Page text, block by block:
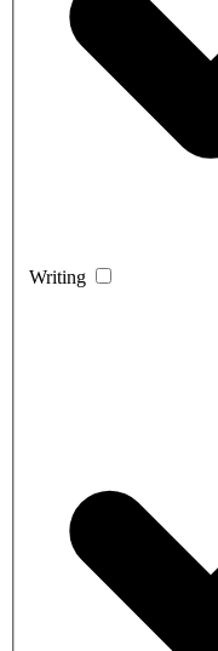
Writing